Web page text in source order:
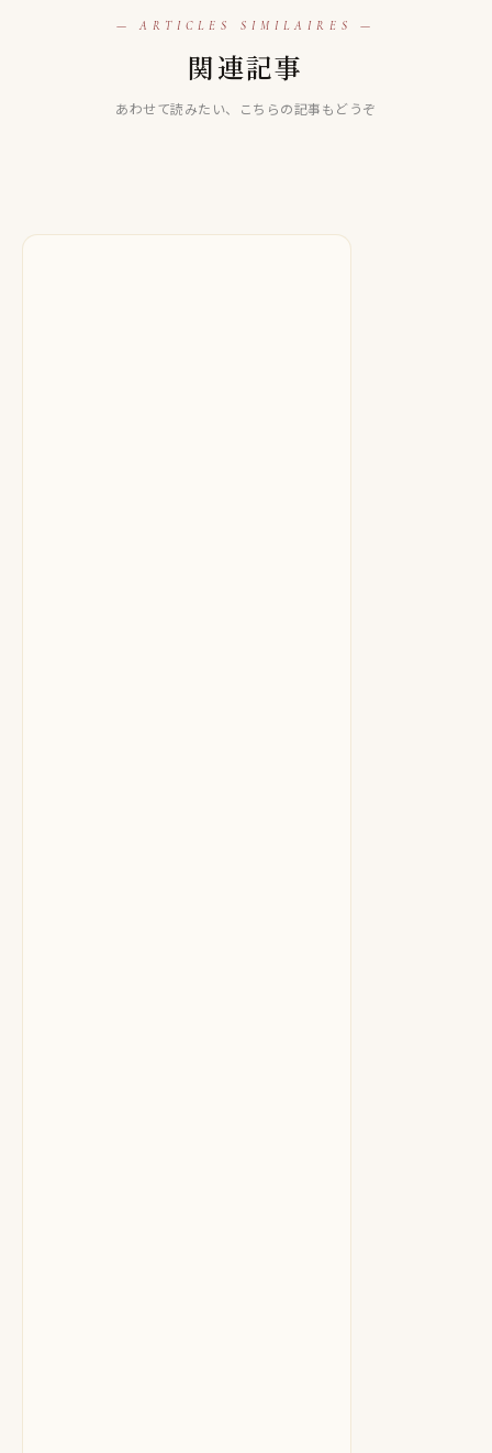
— ARTICLES SIMILAIRES —
関連記事
あわせて読みたい、こちらの記事もどうぞ
【LINE占い】幸楽（ゆきら）先生は当たる！？当たらない
【LINE占い】トカーニ雪先生は当たる！？当たらない口コ
ミ評判も徹底検証！
【LINE占い】麗華先生は当たる！？当たらない口コミ評判